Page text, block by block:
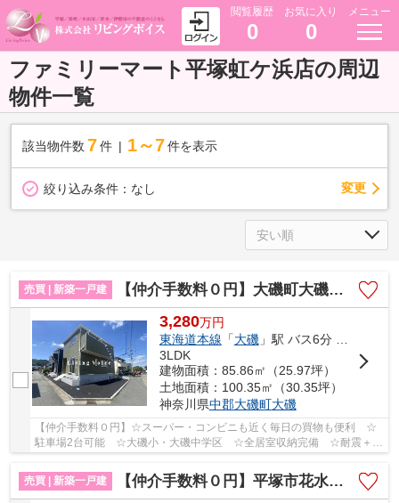
閲覧履歴
0
お気に入り
0
メニュー
ファミリーマート平塚虹ケ浜店の周辺
物件一覧
該当物件数 7件 1～7 件を表示
絞り込み条件： なし 変更
売買 | 新築一戸建 【仲介手数料０円】大磯町大磯第5 新築一戸建て 2号棟 全2棟
3,280万円
東海道本線 「大磯」駅 バス6分 「長者町芦添」 停歩3分
3LDK
建物面積：85.86㎡（25.97坪）
土地面積：100.35㎡（30.35坪）
神奈川県中郡大磯町大磯
【仲介手数料０円】☆スーパー・コンビニも近く毎日の買物も便利 ☆
駐車場2台可能 ☆大磯小・大磯中学区 ☆全居室収納完備 ☆耐震＋制
売買 | 新築一戸建
【仲介手数料０円】平塚市花水台 新築一戸建て